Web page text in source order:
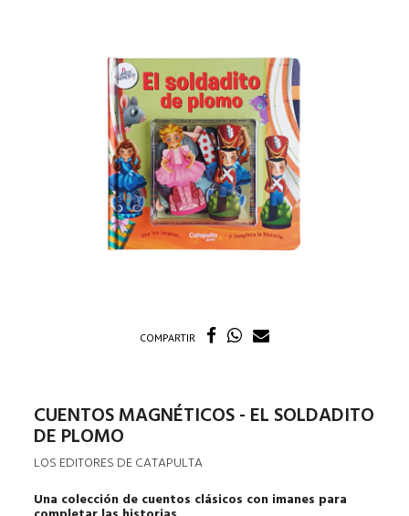
COMPARTIR
CUENTOS MAGNÉTICOS - EL SOLDADITO
DE PLOMO
LOS EDITORES DE CATAPULTA
Una colección de cuentos clásicos con imanes para